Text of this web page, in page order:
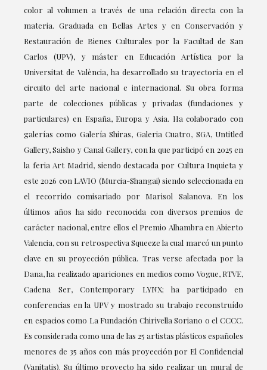
color al volumen a través de una relación directa con la
materia. Graduada en Bellas Artes y en Conservación y
Restauración de Bienes Culturales por la Facultad de San
Carlos (UPV), y máster en Educación Artística por la
Universitat de València, ha desarrollado su trayectoria en el
circuito del arte nacional e internacional. Su obra forma
parte de colecciones públicas y privadas (fundaciones y
particulares) en España, Europa y Asia. Ha colaborado con
galerías como Galería Shiras, Galeria Cuatro, SGA, Untitled
Gallery, Saisho y Canal Gallery, con la que participó en 2025 en
la feria Art Madrid, siendo destacada por Cultura Inquieta y
este 2026 con LAVIO (Murcia-Shangai) siendo seleccionada en
el recorrido comisariado por Marisol Salanova. En los
últimos años ha sido reconocida con diversos premios de
carácter nacional, entre ellos el Premio Alhambra en Abierto
Valencia, con su retrospectiva Squeeze la cual marcó un punto
clave en su proyección pública. Tras verse afectada por la
Dana, ha realizado apariciones en medios como Vogue, RTVE,
Cadena Ser, Contemporary LYNX; ha participado en
conferencias en la UPV y mostrado su trabajo reconstruído
en espacios como La Fundación Chirivella Soriano o el CCCC.
Es considerada como una de las 25 artistas plásticos españoles
menores de 35 años con más proyección por El Confidencial
(Vanitatis). Su último proyecto ha sido realizar un mural de